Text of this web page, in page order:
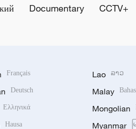
Documentary CCTV+
Français
Deutsch
Ελληνικά
Hausa
Lao ລາວ
Malay
Mongolian
Myanmar